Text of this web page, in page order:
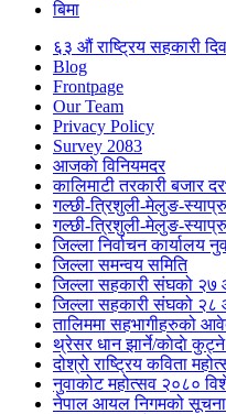
बिमा
६३ औं राष्ट्रिय सहकारी
Blog
Frontpage
Our Team
Privacy Policy
Survey 2083
आजकाे विनियमदर
कालिमाटी तरकारी बजार
गल्छी-त्रिशुली-मेलुङ-
गल्छी-त्रिशुली-मेलुङ-
जिल्ला निर्वाचन कार्यालय
जिल्ला समन्वय समिति
जिल्ला सहकारी संघको २७
जिल्ला सहकारी संघको २८
तालिममा सहभागीहरुको
थ्रेसर धान झार्ने/काेदाे
दोश्रो राष्ट्रिय कविता
नुवाकोट महोत्सव २०८०
नेपाल आयल निगमको सूचना